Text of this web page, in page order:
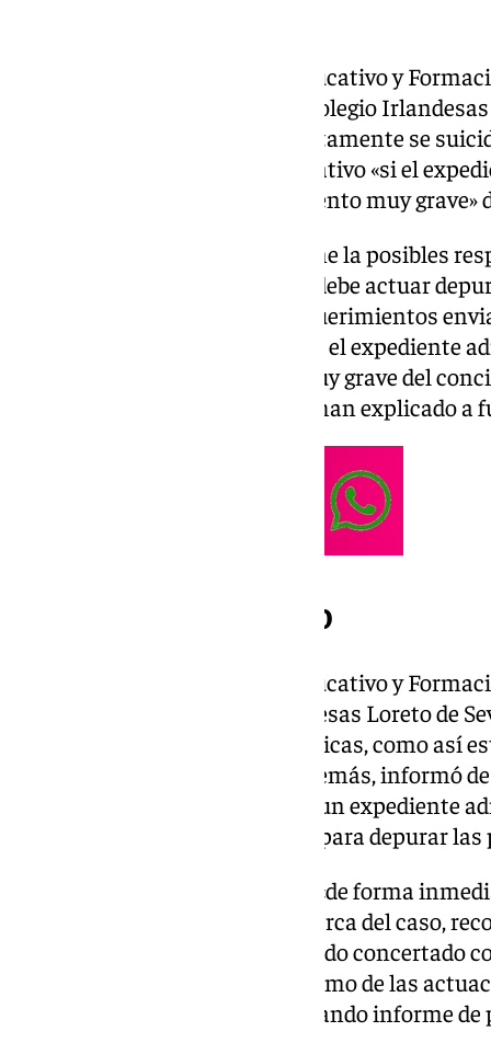
La Consejería de Desarrollo Educativo y
Andalucía ha advertido que el colegio
estudiaba la menor que presuntamente se
podría perder el concierto educativo «si el
que ha existido un incumplimiento muy grave»
«Será la Fiscalía la que determine la posibles
titularidad del centro es la que debe actuar
su personal conforme a los requerimientos
A partir de ahí, en el caso de que el
existido un incumplimiento muy grave del
retirada por parte de la Junta», han explicado a
No activó el protocolo
La Consejería de Desarrollo Educativo y
octubre de que el colegio Irlandesas Loreto de
acoso ni el de conductas autolíticas, como así
vigente según el organismo. Además, informó
la información del caso y abría un expediente
consiguientes requerimientos, para depurar
La Inspección Educativa abrió «de forma
recabar toda la información acerca del caso,
la dirección de este centro privado concertado
tanto de las comunicaciones como de las
marcha, levantando acta y elevando informe